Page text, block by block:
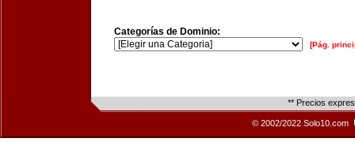
Categorías de Dominio:
[Pág.
** Precios
© 2002/2022 Solo10.com